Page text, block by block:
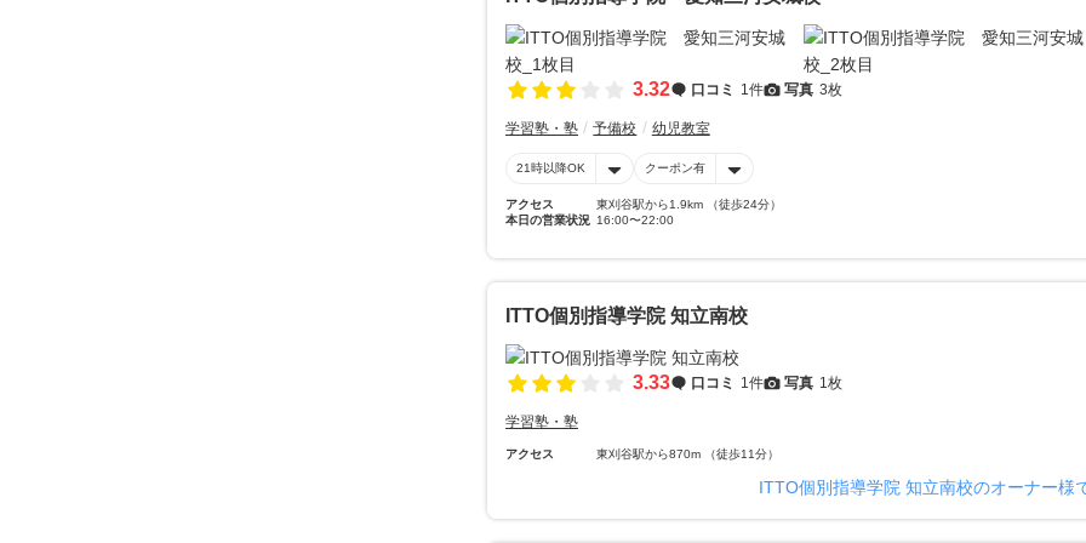
3.32 口コミ 1件 写真 3枚
学習塾・塾 予備校 幼児教室
21時以降OK クーポン有
アクセス
東刈谷駅から1.9km （徒歩24分）
本日の営業状況 16:00〜22:00
ITTO個別指導学院 知立南校
3.33 口コミ 1件 写真 1枚
学習塾・塾
アクセス 東刈谷駅から870m （徒歩11分）
ITTO個別指導学院 知立南校のオーナー様